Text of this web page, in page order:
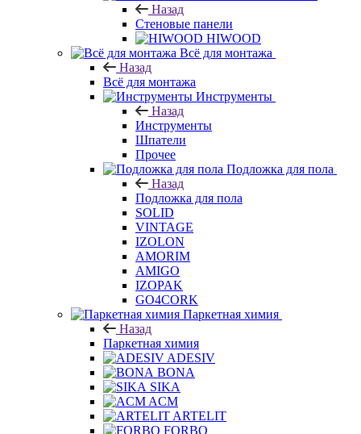
Назад
Стеновые панели
HIWOOD
Всё для монтажа
Назад
Всё для монтажа
Инструменты
Назад
Инструменты
Шпатели
Прочее
Подложка для пола
Назад
Подложка для пола
SOLID
VINTAGE
IZOLON
AMORIM
AMIGO
IZOPAK
GO4CORK
Паркетная химия
Назад
Паркетная химия
ADESIV
BONA
SIKA
ACM
ARTELIT
FORBO